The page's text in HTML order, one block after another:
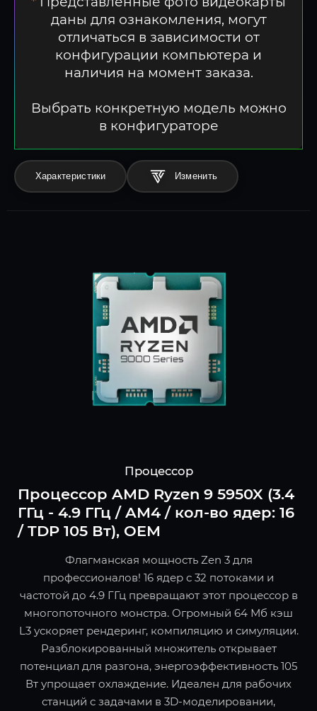
даны для ознакомления, могут
отличаться в зависимости от
конфигурации компьютера и
наличия на момент заказа.
Выбрать конкретную модель можно
в конфигураторе
Характеристики
Процессор
Процессор AMD Ryzen 9 5950X (3.4
ГГц - 4.9 ГГц / AM4 / кол-во ядер: 16
/ TDP 105 Вт), OEM
Флагманская мощность Zen 3 для
профессионалов! 16 ядер с 32 потоками и
частотой до 4.9 ГГц превращают этот процессор в
многопоточного монстра. Огромный 64 Мб кэш
L3 ускоряет рендеринг, компиляцию и симуляции.
Разблокированный множитель открывает
потенциал для разгона, энергоэффективность 105
Вт упрощает охлаждение. Идеален для рабочих
станций с задачами в 3D-моделировании,